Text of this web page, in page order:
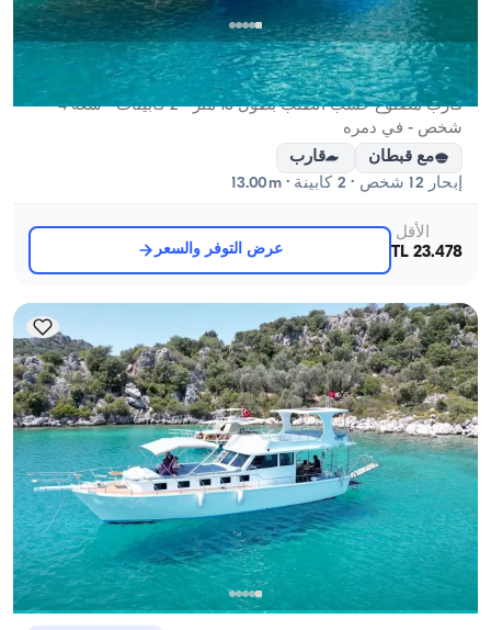
دمره, Antalya قارب جديد
قارب مصنوع حسب الطلب بطول 13 متر - 2 كابينات - سعة 4
شخص - في دمره
مع قبطان
قارب
إبحار 12 شخص · 2 كابينة · 13.00m
الأقل
23.478 TL
عرض التوفر والسعر